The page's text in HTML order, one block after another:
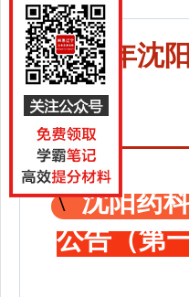
2026年沈
沈阳药
公告（第